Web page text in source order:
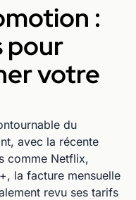
:
pour
votre
du
avec la récente
comme Netflix,
la facture mensuelle
revu ses tarifs